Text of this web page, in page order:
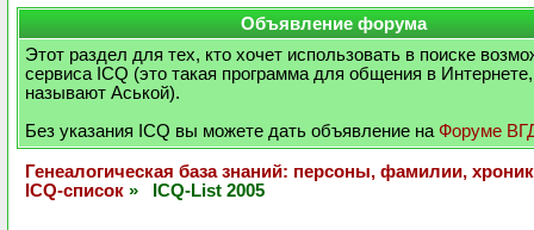
Объявление форума
Этот раздел для тех, кто хочет использовать в поиске
сервиса ICQ (это такая программа для общения в
называют Аськой).
Без указания ICQ вы можете дать объявление на Форуме
Генеалогическая база знаний: персоны, фамилии,
ICQ-список » ICQ-List 2005